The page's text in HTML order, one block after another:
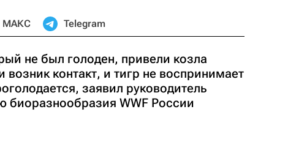
МАКС Telegram
не был голоден, привели козла
контакт, и тигр не воспринимает
заявил руководитель
WWF России